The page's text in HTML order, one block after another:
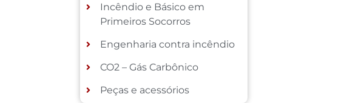
Incêndio e Básico em
Primeiros Socorros
Engenharia contra incêndio
CO2 – Gás Carbônico
Peças e acessórios